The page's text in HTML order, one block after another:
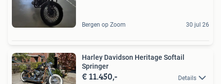
Bergen op Zoom 30 jul 26
Harley Davidson Heritage Softail
Springer
€ 11.450,- Details